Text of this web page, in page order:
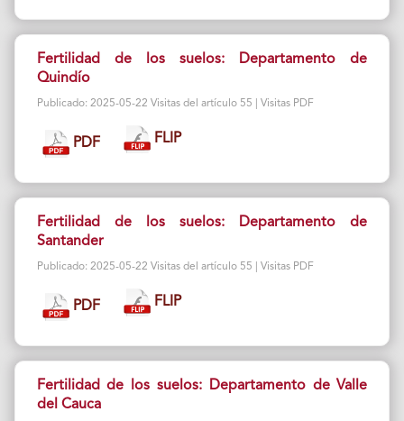
Fertilidad de los suelos: Departamento de
Quindío
Publicado: 2025-05-22 Visitas del artículo 55 | Visitas PDF
PDF FLIP
Fertilidad de los suelos: Departamento de
Santander
Publicado: 2025-05-22 Visitas del artículo 55 | Visitas PDF
PDF FLIP
Fertilidad de los suelos: Departamento de Valle
del Cauca